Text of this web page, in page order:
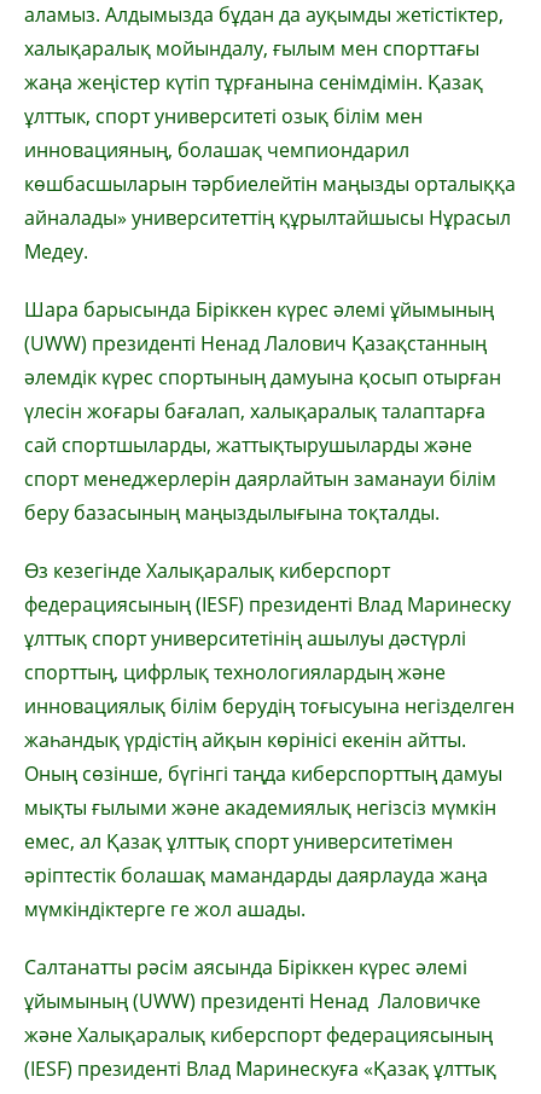
аламыз. Алдымызда бұдан да ауқымды жетістіктер,
халықаралық мойындалу, ғылым мен спорттағы
жаңа жеңістер күтіп тұрғанына сенімдімін. Қазақ
ұлттык, спорт университеті озық білім мен
инновацияның, болашақ чемпиондарил
көшбасшыларын тәрбиелейтін маңызды орталыққа
айналады» университеттің құрылтайшысы Нұрасыл
Медеу.
Шара барысында Біріккен күрес әлемі ұйымының
(UWW) президенті Ненад Лалович Қазақстанның
әлемдік күрес спортының дамуына қосып отырған
үлесін жоғары бағалап, халықаралық талаптарға
сай спортшыларды, жаттықтырушыларды және
спорт менеджерлерін даярлайтын заманауи білім
беру базасының маңыздылығына тоқталды.
Өз кезегінде Халықаралық киберспорт
федерациясының (IESF) президенті Влад Маринеску
ұлттық спорт университетінің ашылуы дәстүрлі
спорттың, цифрлық технологиялардың және
инновациялық білім берудің тоғысуына негізделген
жаһандық үрдістің айқын көрінісі екенін айтты.
Оның сөзінше, бүгінгі таңда киберспорттың дамуы
мықты ғылыми және академиялық негізсіз мүмкін
емес, ал Қазақ ұлттық спорт университетімен
әріптестік болашақ мамандарды даярлауда жаңа
мүмкіндіктерге ге жол ашады.
Салтанатты рәсім аясында Біріккен күрес әлемі
ұйымының (UWW) президенті Ненад Лаловичке
және Халықаралық киберспорт федерациясының
(IESF) президенті Влад Маринескуға «Қазақ ұлттық